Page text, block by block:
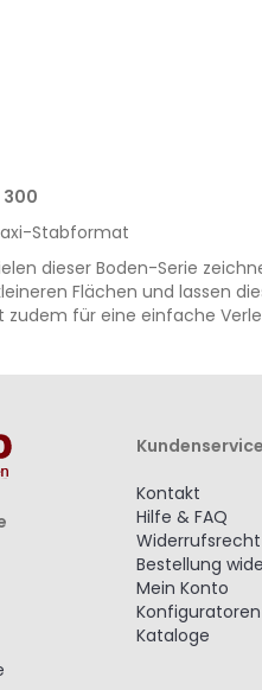
Stabformat
dieser Boden-Serie
Flächen und lassen
zudem für eine einfache
Kundenservice
Kontakt
Hilfe & FAQ
Widerrufsrecht
Bestellung
Mein Konto
Konfiguratoren
Kataloge